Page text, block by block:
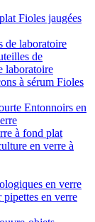
Fioles jaugées
de laboratoire
de
laboratoire
à sérum Fioles
Entonnoirs en
à fond plat
en verre à
en verre
pipettes en verre